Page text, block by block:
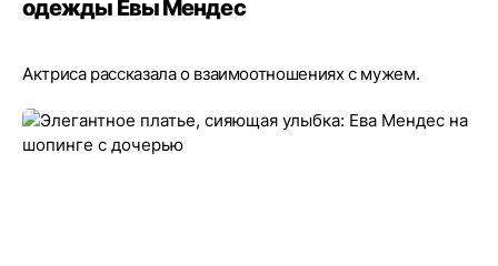
одежды Евы Мендес
Актриса рассказала о взаимоотношениях с мужем.